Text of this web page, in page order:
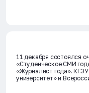
11 декабря состоялся
«Студенческое СМИ
«Журналист года». КГЭУ
университет» и